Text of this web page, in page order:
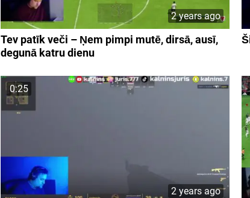
2 years ago
Tev patīk veči – Ņem pimpi mutē, dirsā, ausī,
degunā katru dienu
0:25
2 years ago